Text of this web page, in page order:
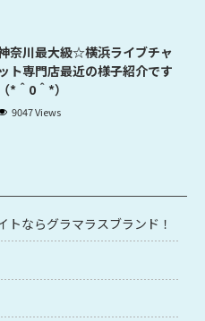
奈川最大級☆横浜ライブチャ
ット専門店最近の様子紹介です
（*＾0＾*）
9047 Views
ならグラマラスブランド！